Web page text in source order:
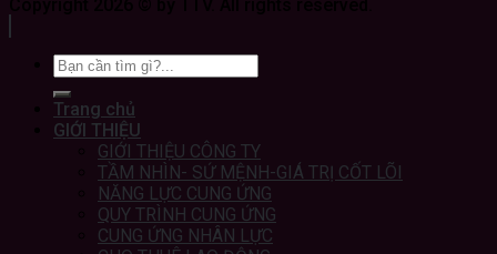
Trang chủ
GIỚI THIỆU
GIỚI THIỆU CÔNG TY
TẦM NHÌN- SỨ MỆNH-GIÁ TRỊ CỐT LÕI
NĂNG LỰC CUNG ỨNG
QUY TRÌNH CUNG ỨNG
CUNG ỨNG NHÂN LỰC